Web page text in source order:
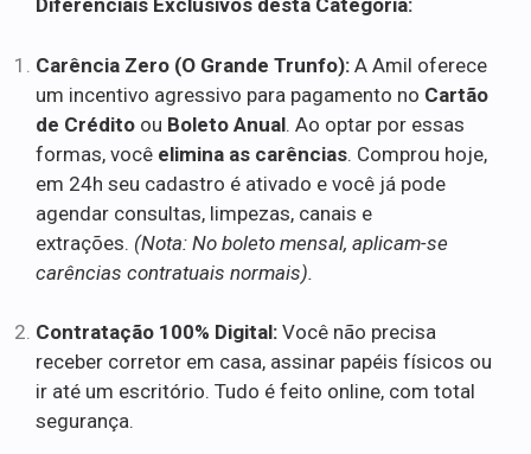
Diferenciais Exclusivos desta Categoria:
Carência Zero (O Grande Trunfo): A Amil oferece
um incentivo agressivo para pagamento no Cartão
de Crédito ou Boleto Anual. Ao optar por essas
formas, você elimina as carências. Comprou hoje,
em 24h seu cadastro é ativado e você já pode
agendar consultas, limpezas, canais e
extrações. (Nota: No boleto mensal, aplicam-se
carências contratuais normais).
Contratação 100% Digital: Você não precisa
receber corretor em casa, assinar papéis físicos ou
ir até um escritório. Tudo é feito online, com total
segurança.